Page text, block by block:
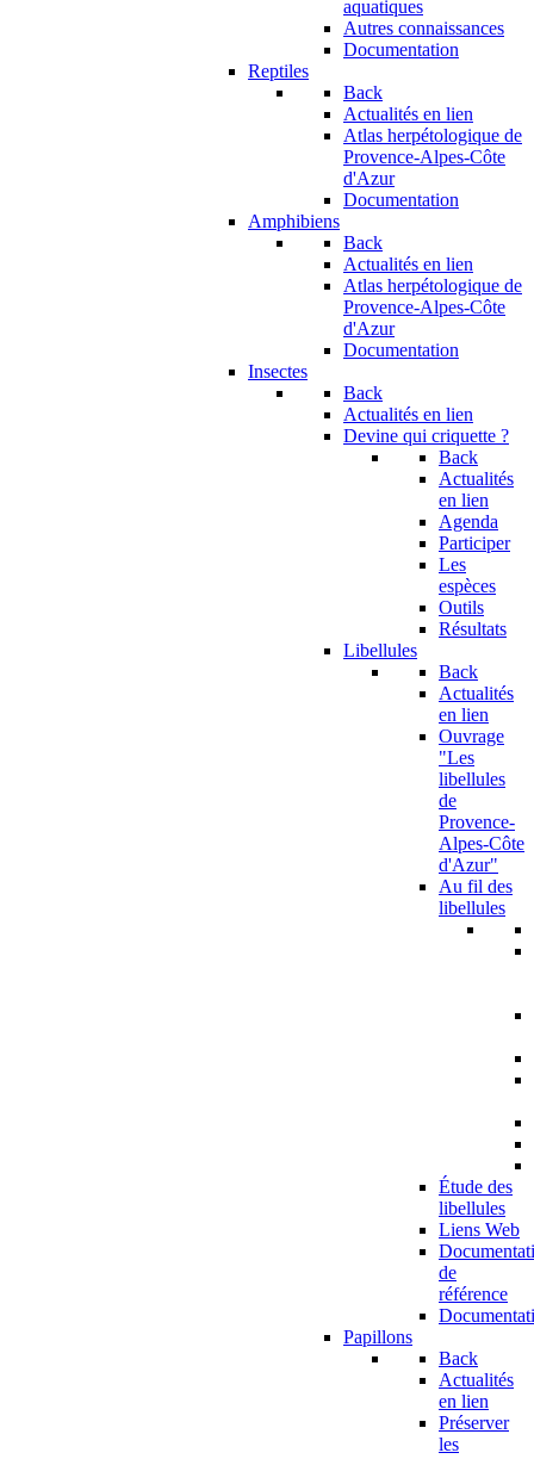
aquatiques
Autres connaissances
Documentation
Reptiles
Back
Actualités en lien
Atlas herpétologique de
Provence-Alpes-Côte
d'Azur
Documentation
Amphibiens
Back
Actualités en lien
Atlas herpétologique de
Provence-Alpes-Côte
d'Azur
Documentation
Insectes
Back
Actualités en lien
Devine qui criquette ?
Back
Actualités
en lien
Agenda
Participer
Les
espèces
Outils
Résultats
Libellules
Back
Actualités
en lien
Ouvrage
"Les
libellules
de
Provence-
Alpes-Côte
d'Azur"
Au fil des
libellules
Étude des
libellules
Liens Web
de
référence
Papillons
Back
Actualités
en lien
Préserver
les